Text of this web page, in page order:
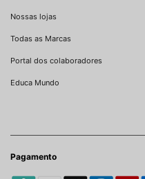
Nossas lojas
Todas as Marcas
Portal dos colaboradores
Educa Mundo
Pagamento